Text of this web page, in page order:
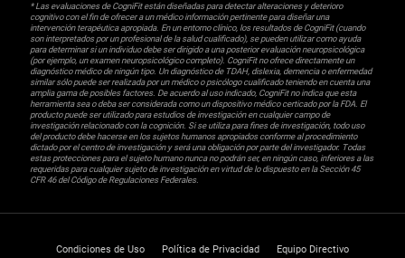
* Las evaluaciones de CogniFit están diseñadas para detectar alteraciones y deterioro
cognitivo con el fin de ofrecer a un médico información pertinente para diseñar una
intervención terapéutica apropiada. En un entorno clínico, los resultados de CogniFit (cuando
son interpretados por un profesional de la salud cualificado), se pueden utilizar como ayuda
para determinar si un individuo debe ser dirigido a una posterior evaluación neuropsicológica
(por ejemplo, un examen neuropsicológico completo). CogniFit no ofrece directamente un
diagnóstico médico de ningún tipo. Un diagnóstico de TDAH, dislexia, demencia o enfermedad
similar sólo puede ser realizada por un médico o psicólogo cualificado teniendo en cuenta una
amplia gama de posibles factores. De acuerdo al uso indicado, CogniFit no indica que esta
herramienta sea o deba ser considerada como un dispositivo médico certicado por la FDA. El
producto puede ser utilizado para estudios de investigación en cualquier campo de
investigación relacionado con la cognición. Si se utiliza para fines de investigación, todo uso
del producto debe hacerse en los sujetos humanos apropiados conforme al procedimiento
dictado por el centro de investigación y será una obligación por parte del investigador. Todas
estas protecciones para el sujeto humano nunca no podrán ser, en ningún caso, inferiores a las
requeridas para cualquier sujeto de investigación en virtud de lo dispuesto en la Sección 45
CFR 46 del Código de Regulaciones Federales.
Condiciones de Uso Política de Privacidad Equipo Directivo